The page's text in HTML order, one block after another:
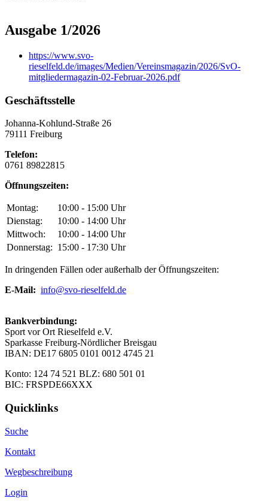
Ausgabe 1/2026
https://www.svo-
rieselfeld.de/images/Medien/Vereinsmagazin/2026/SvO-
mitgliedermagazin-02-Februar-2026.pdf
Geschäftsstelle
Johanna-Kohlund-Straße 26
79111 Freiburg
Telefon:
0761 89822815
Öffnungszeiten:
Montag:
10:00 - 15:00 Uhr
Dienstag:
10:00 - 14:00 Uhr
Mittwoch:
10:00 - 14:00 Uhr
Donnerstag: 15:00 - 17:30 Uhr
In dringenden Fällen oder außerhalb der Öffnungszeiten:
E-Mail: info@svo-rieselfeld.de
Bankverbindung:
Sport vor Ort Rieselfeld e.V.
Sparkasse Freiburg-Nördlicher Breisgau
IBAN: DE17 6805 0101 0012 4745 21
Konto: 124 74 521 BLZ: 680 501 01
BIC: FRSPDE66XXX
Quicklinks
Suche
Kontakt
Wegbeschreibung
Login